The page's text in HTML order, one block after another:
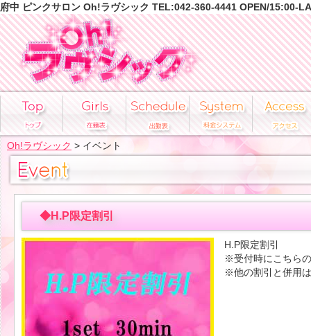
府中 ピンクサロン Oh!ラヴシック TEL:042-360-4441 OPEN/15:00-
Oh!ラヴシック > イベント
◆H.P限定割引
H.P限定割引
※受付時にこちら
※他の割引と併用